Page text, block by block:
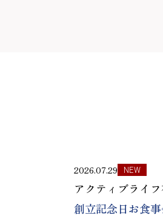
2026.07.29 NEW
アクティブライ
創立記念日お食